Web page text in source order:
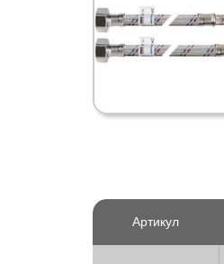
Артикул